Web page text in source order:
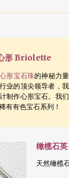
形 Briolette
心形宝石珠的神秘力
业的顶尖领导者，
制作心形宝石。我
有有色宝石系列！
橄榄石
天然橄榄